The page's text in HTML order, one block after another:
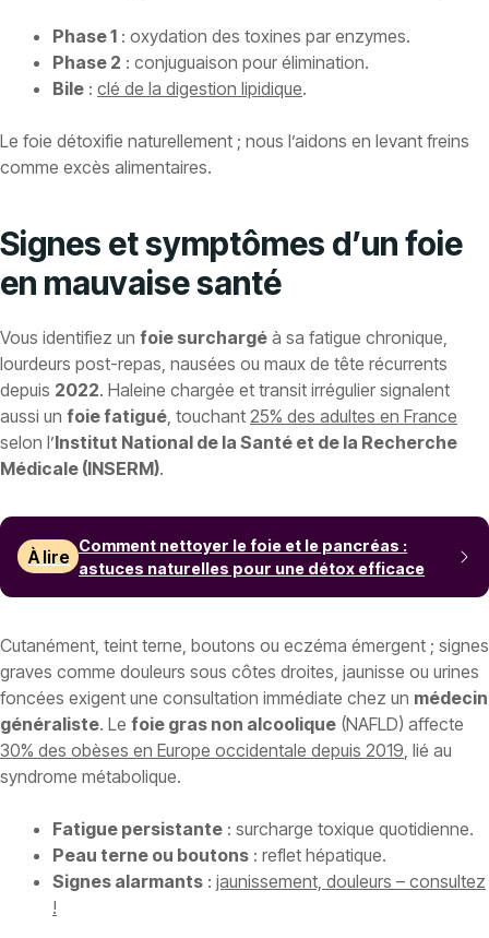
Phase 1 : oxydation des toxines par enzymes.
Phase 2 : conjuguaison pour élimination.
Bile : clé de la digestion lipidique.
Le foie détoxifie naturellement ; nous l’aidons en levant freins
comme excès alimentaires.
Signes et symptômes d’un foie
en mauvaise santé
Vous identifiez un foie surchargé à sa fatigue chronique,
lourdeurs post-repas, nausées ou maux de tête récurrents
depuis 2022. Haleine chargée et transit irrégulier signalent
aussi un foie fatigué , touchant 25% des adultes en France
selon l’Institut National de la Santé et de la Recherche
Médicale (INSERM).
À lire
Comment nettoyer le foie et le pancréas :
astuces naturelles pour une détox efficace
Cutanément, teint terne, boutons ou eczéma émergent ; signes
graves comme douleurs sous côtes droites, jaunisse ou urines
foncées exigent une consultation immédiate chez un médecin
généraliste. Le foie gras non alcoolique (NAFLD) affecte
30% des obèses en Europe occidentale depuis 2019 , lié au
syndrome métabolique.
Fatigue persistante : surcharge toxique quotidienne.
Peau terne ou boutons : reflet hépatique.
Signes alarmants : jaunissement, douleurs – consultez
!